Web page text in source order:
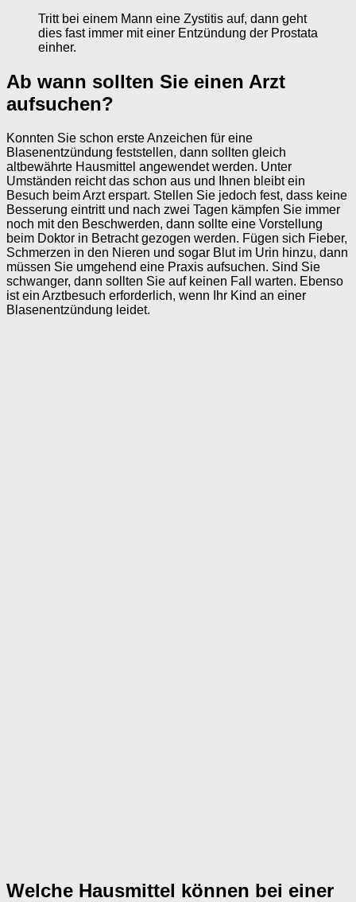
Tritt bei einem Mann eine Zystitis auf, dann geht
dies fast immer mit einer Entzündung der Prostata
einher.
Ab wann sollten Sie einen Arzt
aufsuchen?
Konnten Sie schon erste Anzeichen für eine
Blasenentzündung feststellen, dann sollten gleich
altbewährte Hausmittel angewendet werden. Unter
Umständen reicht das schon aus und Ihnen bleibt ein
Besuch beim Arzt erspart. Stellen Sie jedoch fest, dass keine
Besserung eintritt und nach zwei Tagen kämpfen Sie immer
noch mit den Beschwerden, dann sollte eine Vorstellung
beim Doktor in Betracht gezogen werden. Fügen sich Fieber,
Schmerzen in den Nieren und sogar Blut im Urin hinzu, dann
müssen Sie umgehend eine Praxis aufsuchen. Sind Sie
schwanger, dann sollten Sie auf keinen Fall warten. Ebenso
ist ein Arztbesuch erforderlich, wenn Ihr Kind an einer
Blasenentzündung leidet.
Welche Hausmittel können bei einer